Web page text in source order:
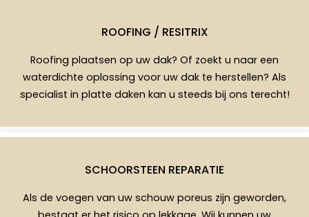
ROOFING / RESITRIX
Roofing plaatsen op uw dak? Of zoekt u naar een
waterdichte oplossing voor uw dak te herstellen? Als
specialist in platte daken kan u steeds bij ons terecht!
SCHOORSTEEN REPARATIE
Als de voegen van uw schouw poreus zijn geworden,